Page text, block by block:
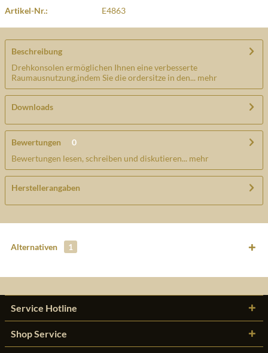
Artikel-Nr.: E4863
Beschreibung
Drehkonsolen ermöglichen Ihnen eine verbesserte
Raumausnutzung,indem Sie die ordersitze in den... mehr
Downloads
Bewertungen
0
Bewertungen lesen, schreiben und diskutieren... mehr
Herstellerangaben
Alternativen 1
Service Hotline
Shop Service